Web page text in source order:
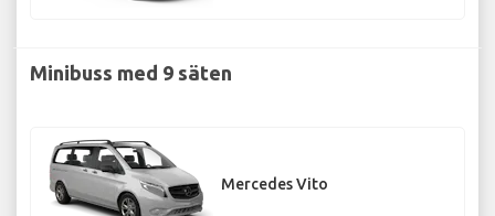
Minibuss med 9 säten
Mercedes Vito